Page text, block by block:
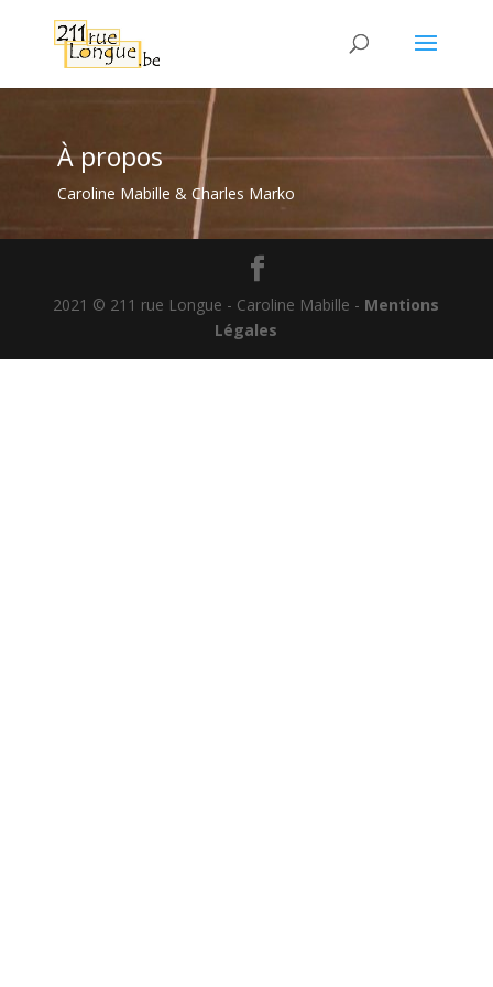
À propos
Caroline Mabille & Charles Marko
2021 © 211 rue Longue - Caroline Mabille - Mentions
Légales